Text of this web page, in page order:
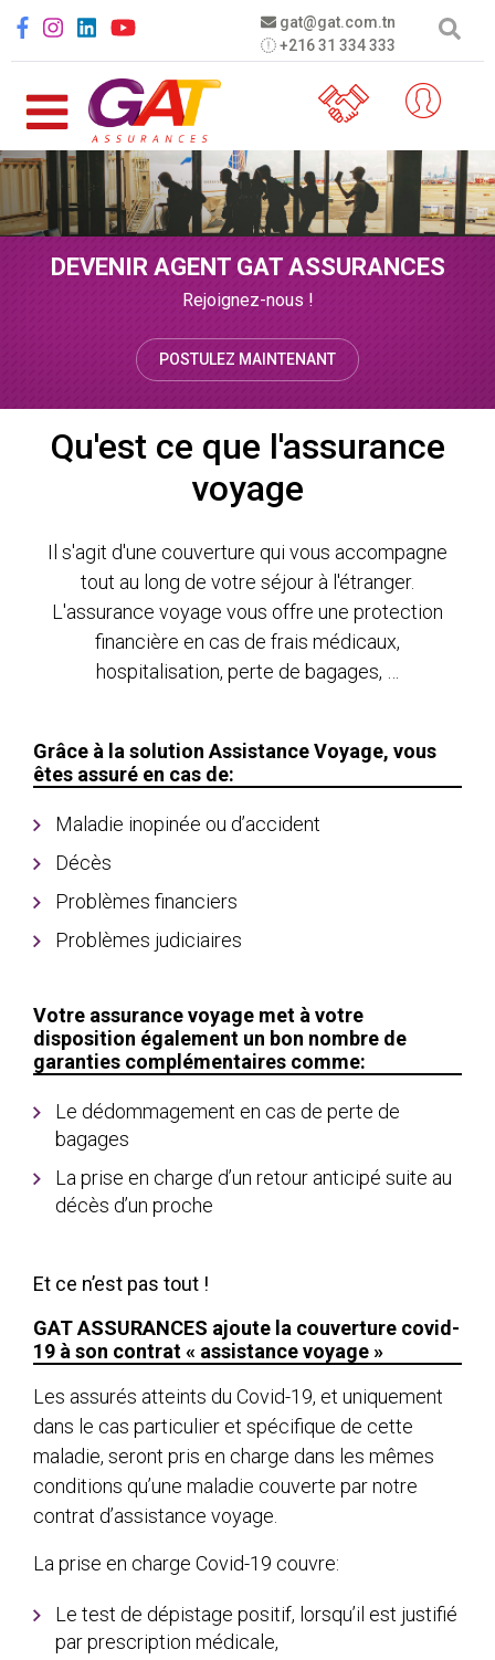
gat@gat.com.tn
+216 31 334 333
Social menu
DEVENIR AGENT GAT ASSURANCES
Rejoignez-nous !
POSTULEZ MAINTENANT
Qu'est ce que l'assurance
voyage
Il s'agit d'une couverture qui vous accompagne
tout au long de votre séjour à l'étranger.
L'assurance voyage vous offre une protection
financière en cas de frais médicaux,
hospitalisation, perte de bagages, …
Grâce à la solution Assistance Voyage, vous
êtes assuré en cas de:
Maladie inopinée ou d’accident
Décès
Problèmes financiers
Problèmes judiciaires
Votre assurance voyage met à votre
disposition également un bon nombre de
garanties complémentaires comme:
Le dédommagement en cas de perte de
bagages
La prise en charge d’un retour anticipé suite au
décès d’un proche
Et ce n’est pas tout !
GAT ASSURANCES ajoute la couverture covid-
19 à son contrat « assistance voyage »
Les assurés atteints du Covid-19, et uniquement
dans le cas particulier et spécifique de cette
maladie, seront pris en charge dans les mêmes
conditions qu’une maladie couverte par notre
contrat d’assistance voyage.
La prise en charge Covid-19 couvre:
Le test de dépistage positif, lorsqu’il est justifié
par prescription médicale,